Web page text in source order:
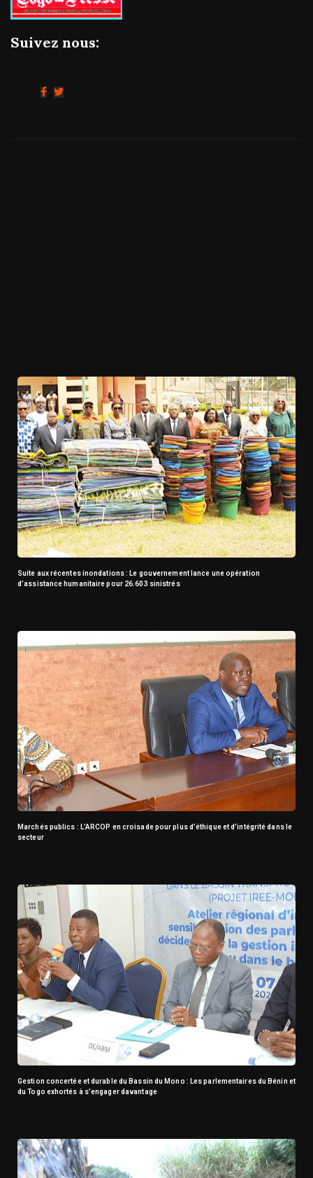
Suivez nous:
Suite aux récentes inondations : Le gouvernement lance une opération
d’assistance humanitaire pour 26.603 sinistrés
Marchés publics : L’ARCOP en croisade pour plus d’éthique et d’intégrité dans le
secteur
Gestion concertée et durable du Bassin du Mono : Les parlementaires du Bénin et
du Togo exhortés à s’engager davantage